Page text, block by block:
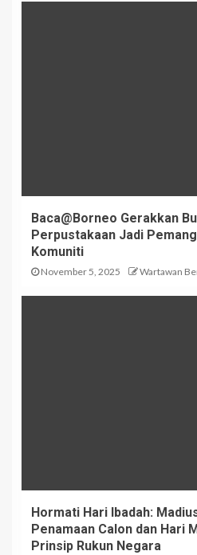
Baca@Borneo Gerakkan
Perpustakaan Jadi
Komuniti
November 5, 2025 Wartawan
Hormati Hari Ibadah:
Penamaan Calon dan Hari
Prinsip Rukun Negara